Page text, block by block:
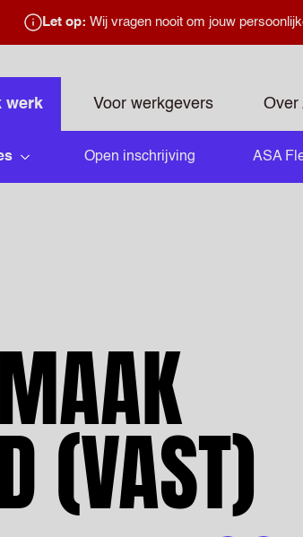
Let op: Wij vragen nooit om jouw
werk Voor werkgevers Over
Open inschrijving ASA
(VAST)